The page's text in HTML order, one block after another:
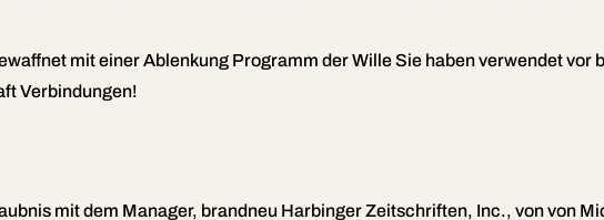
mit einer Ablenkung Programm der Wille Sie haben verwendet vor
Verbindungen!
mit dem Manager, brandneu Harbinger Zeitschriften, Inc., vonvon